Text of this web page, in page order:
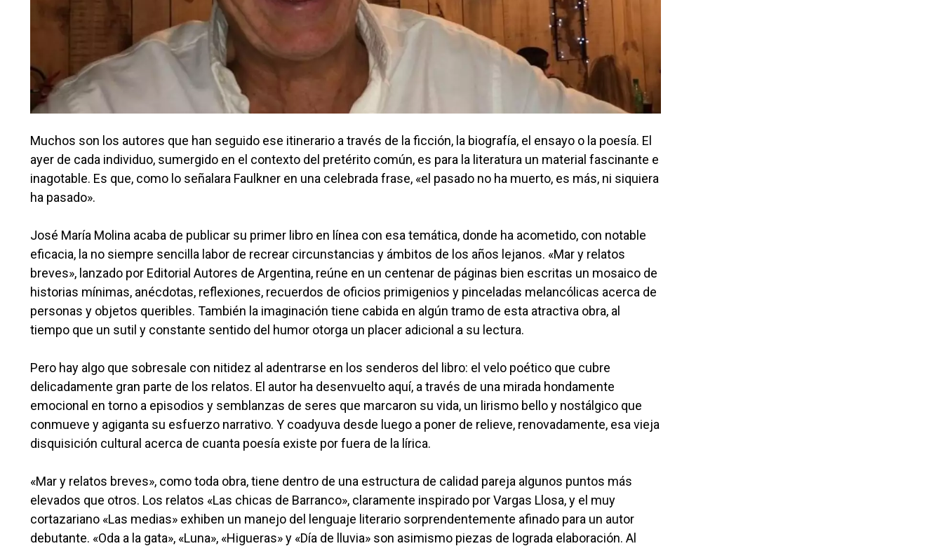
Muchos son los autores que han seguido ese itinerario a través de la ficción, la biografía, el ensayo o la poesía. El
ayer de cada individuo, sumergido en el contexto del pretérito común, es para la literatura un material fascinante e
inagotable. Es que, como lo señalara Faulkner en una celebrada frase, «el pasado no ha muerto, es más, ni siquiera
ha pasado».
José María Molina acaba de publicar su primer libro en línea con esa temática, donde ha acometido, con notable
eficacia, la no siempre sencilla labor de recrear circunstancias y ámbitos de los años lejanos. «Mar y relatos
breves», lanzado por Editorial Autores de Argentina, reúne en un centenar de páginas bien escritas un mosaico de
historias mínimas, anécdotas, reflexiones, recuerdos de oficios primigenios y pinceladas melancólicas acerca de
personas y objetos queribles. También la imaginación tiene cabida en algún tramo de esta atractiva obra, al
tiempo que un sutil y constante sentido del humor otorga un placer adicional a su lectura.
Pero hay algo que sobresale con nitidez al adentrarse en los senderos del libro: el velo poético que cubre
delicadamente gran parte de los relatos. El autor ha desenvuelto aquí, a través de una mirada hondamente
emocional en torno a episodios y semblanzas de seres que marcaron su vida, un lirismo bello y nostálgico que
conmueve y agiganta su esfuerzo narrativo. Y coadyuva desde luego a poner de relieve, renovadamente, esa vieja
disquisición cultural acerca de cuanta poesía existe por fuera de la lírica.
«Mar y relatos breves», como toda obra, tiene dentro de una estructura de calidad pareja algunos puntos más
elevados que otros. Los relatos «Las chicas de Barranco», claramente inspirado por Vargas Llosa, y el muy
cortazariano «Las medias» exhiben un manejo del lenguaje literario sorprendentemente afinado para un autor
debutante. «Oda a la gata», «Luna», «Higueras» y «Día de lluvia» son asimismo piezas de lograda elaboración. Al